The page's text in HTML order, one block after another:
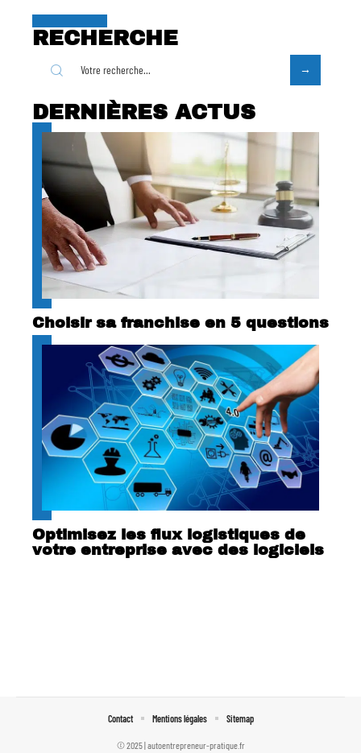
RECHERCHE
DERNIÈRES ACTUS
Choisir sa franchise en 5 questions
Optimisez les flux logistiques de
votre entreprise avec des logiciels
© 2025 | autoentrepreneur-pratique.fr
Contact Mentions légales Sitemap